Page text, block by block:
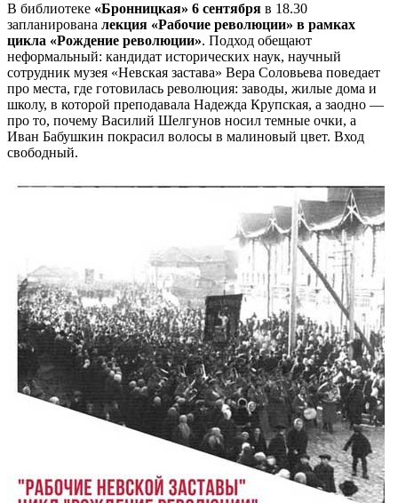
В библиотеке «Бронницкая» 6 сентября в 18.30
запланирована лекция «Рабочие революции» в рамках
цикла «Рождение революции». Подход обещают
неформальный: кандидат исторических наук, научный
сотрудник музея «Невская застава» Вера Соловьева поведает
про места, где готовилась революция: заводы, жилые дома и
школу, в которой преподавала Надежда Крупская, а заодно —
про то, почему Василий Шелгунов носил темные очки, а
Иван Бабушкин покрасил волосы в малиновый цвет. Вход
свободный.